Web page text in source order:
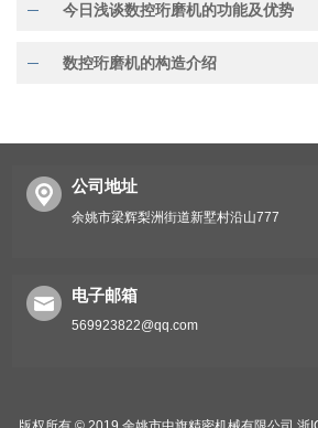
今日浅谈数控珩磨机的功能及优势
数控珩磨机的构造介绍
公司地址
余姚市梁辉梨洲街道新墅村沿山777
电子邮箱
569923822@qq.com